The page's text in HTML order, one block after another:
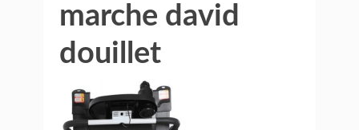
marche david
douillet